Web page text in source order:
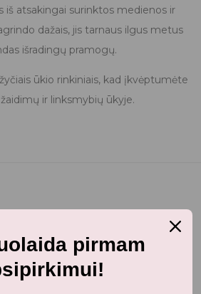
iš atsakingai surinktos medienos ir
dažais, jis tarnaus ilgus metus
išradingų pramogų.
ūkio rinkiniais, kad įkvėptumėte
ir linksmybių ūkyje.
pat gali patikti...
pirmam